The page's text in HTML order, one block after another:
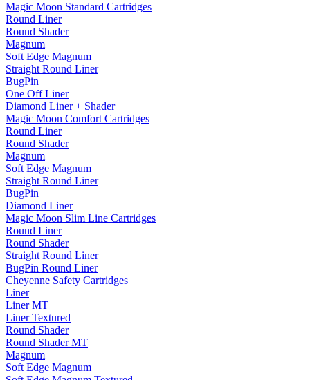
Magic Moon Standard Cartridges
Round Liner
Round Shader
Magnum
Soft Edge Magnum
Straight Round Liner
BugPin
One Off Liner
Diamond Liner + Shader
Magic Moon Comfort Cartridges
Round Liner
Round Shader
Magnum
Soft Edge Magnum
Straight Round Liner
BugPin
Diamond Liner
Magic Moon Slim Line Cartridges
Round Liner
Round Shader
Straight Round Liner
BugPin Round Liner
Cheyenne Safety Cartridges
Liner
Liner MT
Liner Textured
Round Shader
Round Shader MT
Magnum
Soft Edge Magnum